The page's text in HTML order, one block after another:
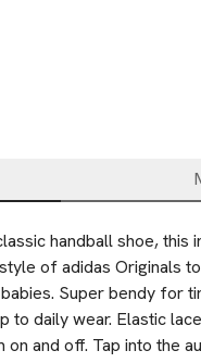
handball shoe, this
of adidas Originals
Super bendy for
to daily wear. Elastic
on and off. Tap into the